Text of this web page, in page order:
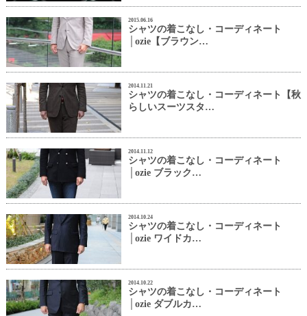
2015.06.16
シャツの着こなし・コーディネート
│ozie【ブラウン…
2014.11.21
シャツの着こなし・コーディネート【秋
らしいスーツスタ…
2014.11.12
シャツの着こなし・コーディネート
│ozie ブラック…
2014.10.24
シャツの着こなし・コーディネート
│ozie ワイドカ…
2014.10.22
シャツの着こなし・コーディネート
│ozie ダブルカ…